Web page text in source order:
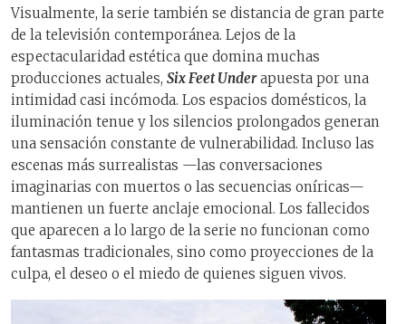
Visualmente, la serie también se distancia de gran parte
de la televisión contemporánea. Lejos de la
espectacularidad estética que domina muchas
producciones actuales, Six Feet Underapuesta por una
intimidad casi incómoda. Los espacios domésticos, la
iluminación tenue y los silencios prolongados generan
una sensación constante de vulnerabilidad. Incluso las
escenas más surrealistas —las conversaciones
imaginarias con muertos o las secuencias oníricas—
mantienen un fuerte anclaje emocional. Los fallecidos
que aparecen a lo largo de la serie no funcionan como
fantasmas tradicionales, sino como proyecciones de la
culpa, el deseo o el miedo de quienes siguen vivos.